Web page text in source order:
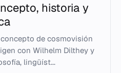
historia y
de cosmovisión
con Wilhelm Dilthey y
lingüíst...